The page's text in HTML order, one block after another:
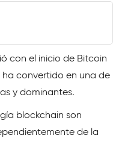
con el inicio de Bitcoin
ha convertido en una de
y dominantes.
blockchain son
de la